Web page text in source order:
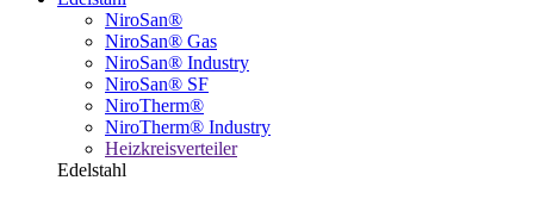
NiroSan®
NiroSan® Gas
NiroSan® Industry
NiroSan® SF
NiroTherm®
NiroTherm® Industry
Heizkreisverteiler
Edelstahl